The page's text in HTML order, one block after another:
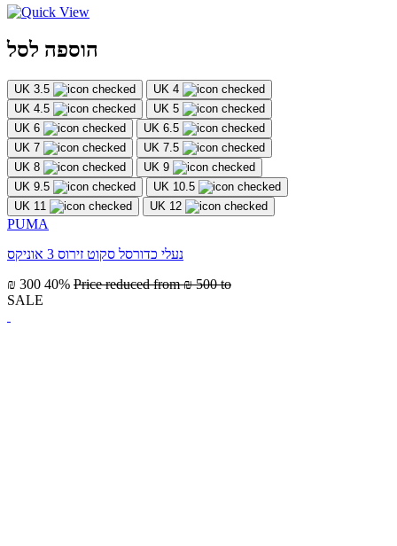
הוספה לסל
UK 3.5
UK 4
UK 4.5
UK 5
UK 6
UK 6.5
UK 7
UK 7.5
UK 8
UK 9
UK 9.5
UK 10.5
UK 11
UK 12
PUMA
נעלי כדורסל סקוט זירוס 3 אוניקס
₪ 300 40% Price reduced from₪ 500 to
SALE